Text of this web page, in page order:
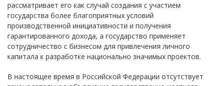
рассматривает его как случай создания с участием
государства более благоприятных условий
производственной инициативности и получения
гарантированного дохода, а государство применяет
сотрудничество с бизнесом для привлечения личного
капитала к разработке национально значимых проектов.
В настоящее время в Российской Федерации отсутствует